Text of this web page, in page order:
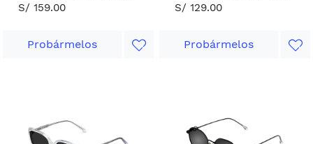
S/ 159.00
Probármelos
S/ 129.00
Probármelos